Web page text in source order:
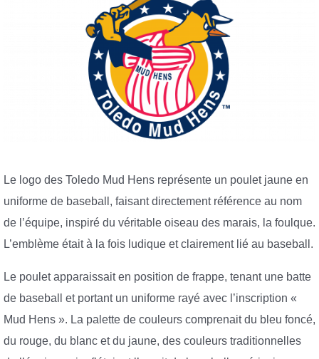
Le logo des Toledo Mud Hens représente un poulet jaune en
uniforme de baseball, faisant directement référence au nom
de l’équipe, inspiré du véritable oiseau des marais, la foulque.
L’emblème était à la fois ludique et clairement lié au baseball.
Le poulet apparaissait en position de frappe, tenant une batte
de baseball et portant un uniforme rayé avec l’inscription «
Mud Hens ». La palette de couleurs comprenait du bleu foncé,
du rouge, du blanc et du jaune, des couleurs traditionnelles